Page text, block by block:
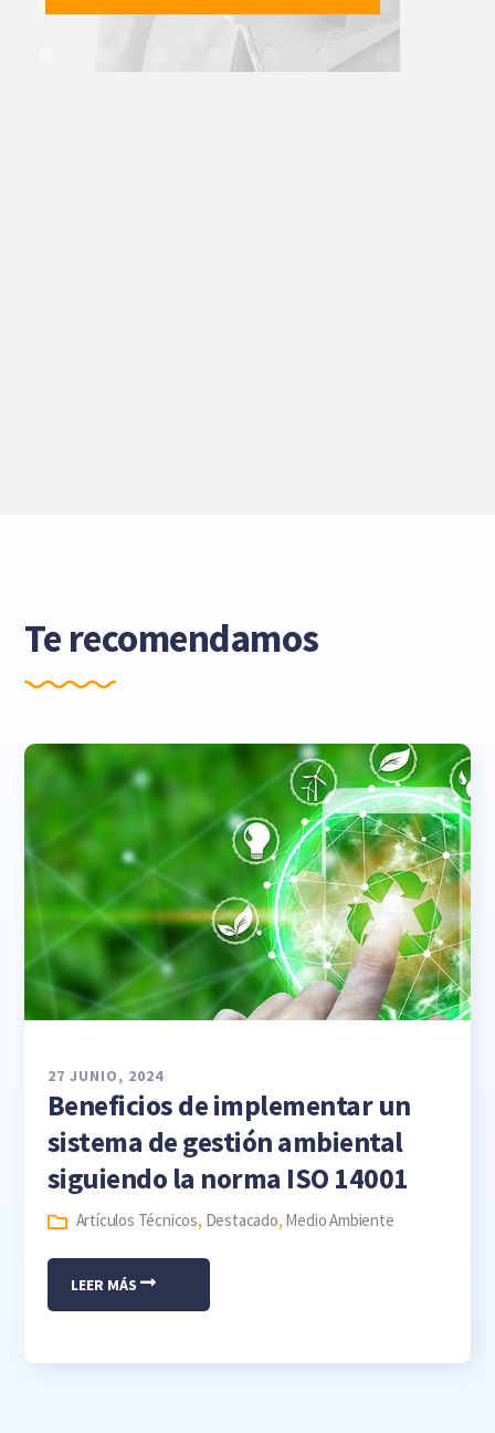
Te recomendamos
27 JUNIO, 2024
Beneficios de implementar un
sistema de gestión ambiental
siguiendo la norma ISO 14001
Artículos Técnicos, Destacado, Medio Ambiente
LEER MÁS